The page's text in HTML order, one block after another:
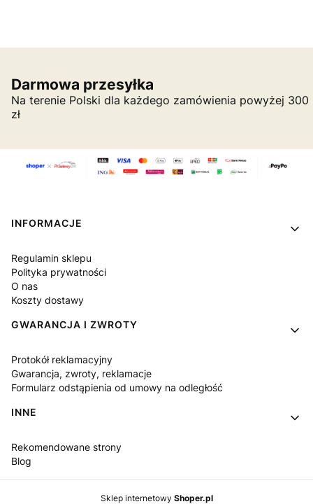
Darmowa przesyłka
Na terenie Polski dla każdego zamówienia powyżej 300
zł
Linki w stopce
INFORMACJE
Regulamin sklepu
Polityka prywatności
O nas
Koszty dostawy
GWARANCJA I ZWROTY
Protokół reklamacyjny
Gwarancja, zwroty, reklamacje
Formularz odstąpienia od umowy na odległość
INNE
Rekomendowane strony
Blog
Sklep internetowy Shoper.pl